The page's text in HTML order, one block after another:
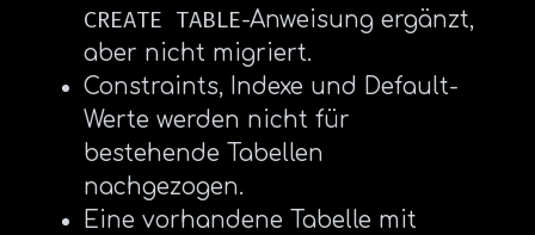
CREATE TABLE-Anweisung ergänzt,
aber nicht migriert.
Constraints, Indexe und Default-
Werte werden nicht für
bestehende Tabellen
nachgezogen.
Eine vorhandene Tabelle mit